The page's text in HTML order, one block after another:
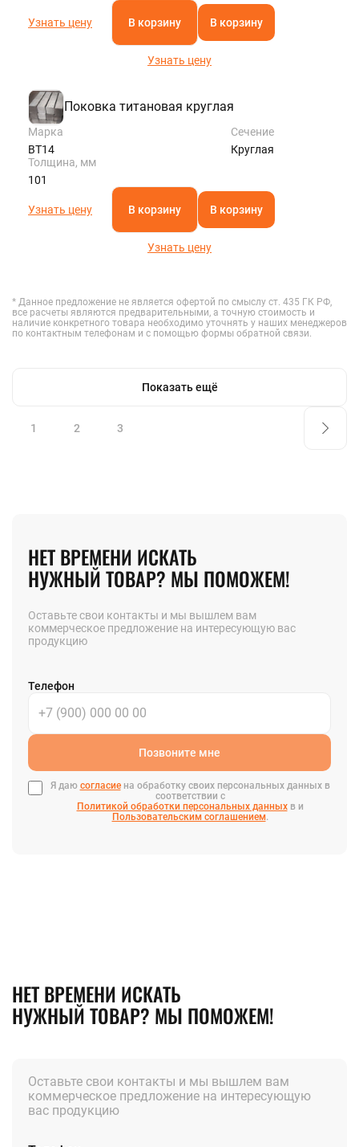
Узнать цену В корзину В корзину
Узнать цену
Поковка титановая круглая
Марка
ВТ14
Сечение
Круглая
Толщина, мм
101
Узнать цену В корзину В корзину
Узнать цену
* Данное предложение не является офертой по смыслу ст. 435 ГК РФ,
все расчеты являются предварительными, а точную стоимость и
наличие конкретного товара необходимо уточнять у наших менеджеров
по контактным телефонам и с помощью формы обратной связи.
Показать ещё
1 2 3
НЕТ ВРЕМЕНИ ИСКАТЬ
НУЖНЫЙ ТОВАР? МЫ ПОМОЖЕМ!
Оставьте свои контакты и мы вышлем вам
коммерческое предложение на интересующую вас
продукцию
Телефон
Позвоните мне
Я даю согласиена обработку своих персональных данных в
соответствии с
Политикой обработки персональных данныхв и
Пользовательским соглашением.
НЕТ ВРЕМЕНИ ИСКАТЬ
НУЖНЫЙ ТОВАР? МЫ ПОМОЖЕМ!
Оставьте свои контакты и мы вышлем вам
коммерческое предложение на интересующую
вас продукцию